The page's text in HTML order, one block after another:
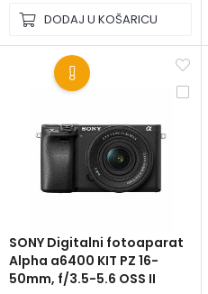
DODAJ U KOŠARICU
SONY Digitalni fotoaparat
Alpha a6400 KIT PZ 16-
50mm, f/3.5-5.6 OSS II